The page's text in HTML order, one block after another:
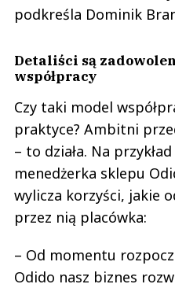
podkreśla Dominik
Detaliści są
współpracy
Czy taki model
praktyce? Ambitni
– to działa. Na
menedżerka sklepu
wylicza korzyści, jakie
przez nią placówka:
– Od momentu
Odido nasz biznes